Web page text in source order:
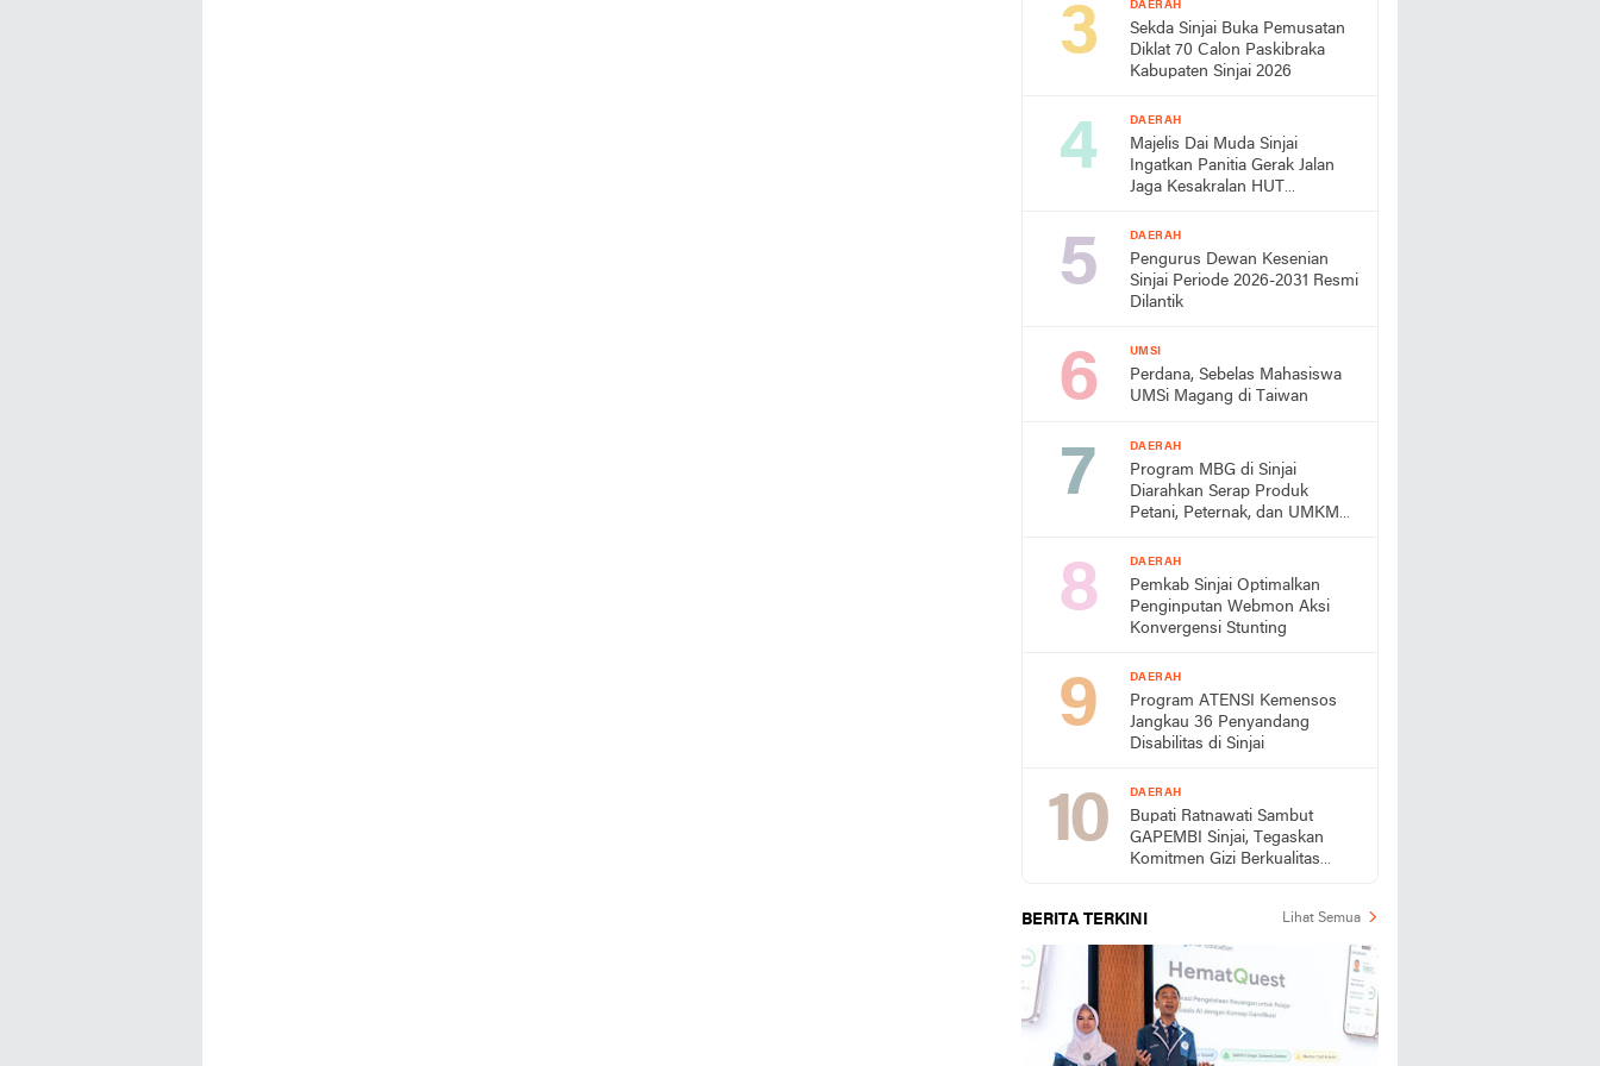
DAERAH
Sekda Sinjai Buka Pemusatan
Diklat 70 Calon Paskibraka
Kabupaten Sinjai 2026
DAERAH
Majelis Dai Muda Sinjai
Ingatkan Panitia Gerak Jalan
Jaga Kesakralan HUT
DAERAH
Pengurus Dewan Kesenian
Sinjai Periode 2026-2031 Resmi
Dilantik
UMSI
Perdana, Sebelas Mahasiswa
UMSi Magang di Taiwan
DAERAH
Program MBG di Sinjai
Diarahkan Serap Produk
Petani, Peternak, dan UMKM
DAERAH
Pemkab Sinjai Optimalkan
Penginputan Webmon Aksi
Konvergensi Stunting
DAERAH
Program ATENSI Kemensos
Jangkau 36 Penyandang
Disabilitas di Sinjai
DAERAH
Bupati Ratnawati Sambut
GAPEMBI Sinjai, Tegaskan
Komitmen Gizi Berkualitas
BERITA TERKINI Lihat Semua